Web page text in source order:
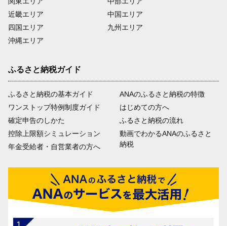
近畿エリア
四国エリア
沖縄エリア
中国エリア
九州エリア
ふるさと納税ガイド
ふるさと納税の基本ガイド
ワンストップ特例制度ガイド
確定申告のしかた
控除上限額シミュレーション
年金受給者・自営業者の方へ
ANAのふるさと納税の特徴
はじめての方へ
ふるさと納税の流れ
動画でわかるANAのふるさと
納税